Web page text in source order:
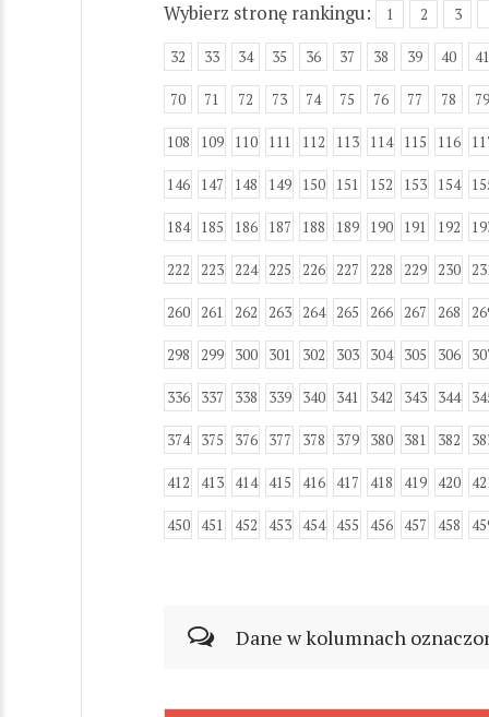
Wybierz stronę rankingu: 1 2 3
32 33 34 35 36 37 38 39 40 41
70 71 72 73 74 75 76 77 78 79
108 109 110 111 112 113 114 115 116
146 147 148 149 150 151 152 153 154
184 185 186 187 188 189 190 191 192
222 223 224 225 226 227 228 229 230
260 261 262 263 264 265 266 267 268
298 299 300 301 302 303 304 305 306
336 337 338 339 340 341 342 343 344
374 375 376 377 378 379 380 381 382
412 413 414 415 416 417 418 419 420
450 451 452 453 454 455 456 457 458
Dane w kolumnach